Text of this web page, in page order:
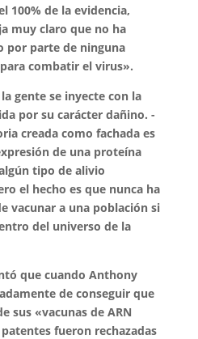
100% de la evidencia,
muy claro que no ha
por parte de ninguna
combatir el virus».
gente se inyecte con la
por su carácter dañino. -
creada como fachada es
de una proteína
tipo de alivio
el hecho es que nunca ha
vacunar a una población si
del universo de la
que cuando Anthony
de conseguir que
sus «vacunas de ARN
fueron rechazadas